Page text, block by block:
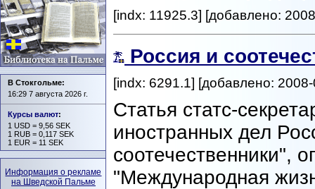
[indx: 11925.3] [добавлено:
Россия и
[indx: 6291.1] [добавлено:
Статья статс-
иностранных дел
соотечественники",
"Международная
В Стокгольме:
16:29 7 августа 2026 г.
Курсы валют:
1 USD = 9,56 SEK
1 RUB = 0,117 SEK
1 EUR = 11 SEK
Информация о рекламе
на Шведской Пальме